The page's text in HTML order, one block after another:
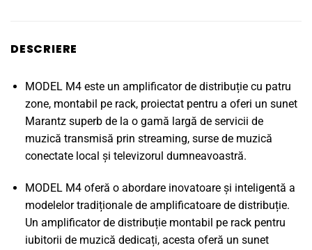
DESCRIERE
MODEL M4 este un amplificator de distribuție cu patru
zone, montabil pe rack, proiectat pentru a oferi un sunet
Marantz superb de la o gamă largă de servicii de
muzică transmisă prin streaming, surse de muzică
conectate local și televizorul dumneavoastră.
MODEL M4 oferă o abordare inovatoare și inteligentă a
modelelor tradiționale de amplificatoare de distribuție.
Un amplificator de distribuție montabil pe rack pentru
iubitorii de muzică dedicați, acesta oferă un sunet